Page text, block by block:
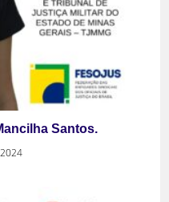
Santos.